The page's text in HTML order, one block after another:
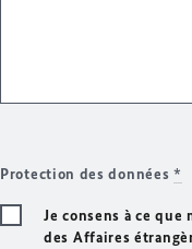
Protection des données*
Je consens à ce
des Affaires